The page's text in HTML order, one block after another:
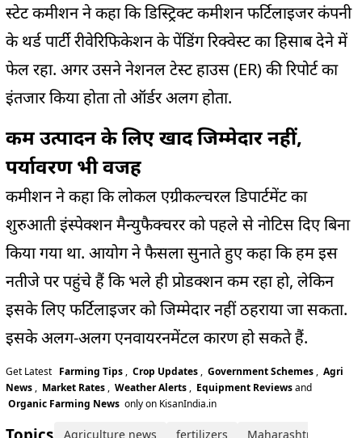
स्टेट कमीशन ने कहा कि डिस्ट्रिक्ट कमीशन फर्टिलाइजर कंपनी
के थर्ड पार्टी रीवेरिफिकेशन के पेंडिंग रिक्वेस्ट का हिसाब देने में
फेल रहा. अगर उसने नेशनल टेस्ट हाउस (ER) की रिपोर्ट का
इंतजार किया होता तो ऑर्डर अलग होता.
कम उत्पादन के लिए खाद जिम्मेदार नहीं,
पर्यावरण भी वजह
कमीशन ने कहा कि लोकल एग्रीकल्चरल डिपार्टमेंट का
शुरुआती इंस्पेक्शन मैन्युफैक्चरर को पहले से नोटिस दिए बिना
किया गया था. आयोग ने फैसला सुनाते हुए कहा कि हम इस
नतीजे पर पहुंचे हैं कि भले ही प्रोडक्शन कम रहा हो, लेकिन
इसके लिए फर्टिलाइजर को जिम्मेदार नहीं ठहराया जा सकता.
इसके अलग-अलग एनवायरनमेंटल कारण हो सकते हैं.
Get Latest Farming Tips , Crop Updates , Government Schemes , Agri
News , Market Rates , Weather Alerts , Equipment Reviewsand
Organic Farming News only on KisanIndia.in
Agriculture news fertilizers Maharashtra News